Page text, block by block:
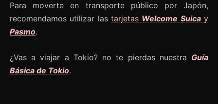
Para moverte en transporte público por Japón,
recomendamos utilizar las tarjetas Welcome Suicay
Pasmo.
¿Vas a viajar a Tokio? no te pierdas nuestra Guía
Básica de Tokio.